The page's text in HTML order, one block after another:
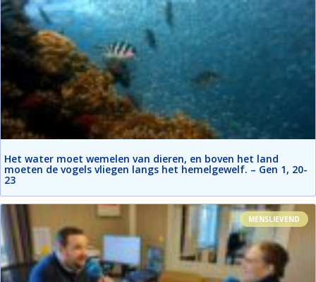
Het water moet wemelen van dieren, en boven het land
moeten de vogels vliegen langs het hemelgewelf. – Gen 1, 20-
23
MENSLIEVEND